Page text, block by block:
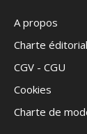
A propos
Charte
CGV - CGU
Cookies
Charte de